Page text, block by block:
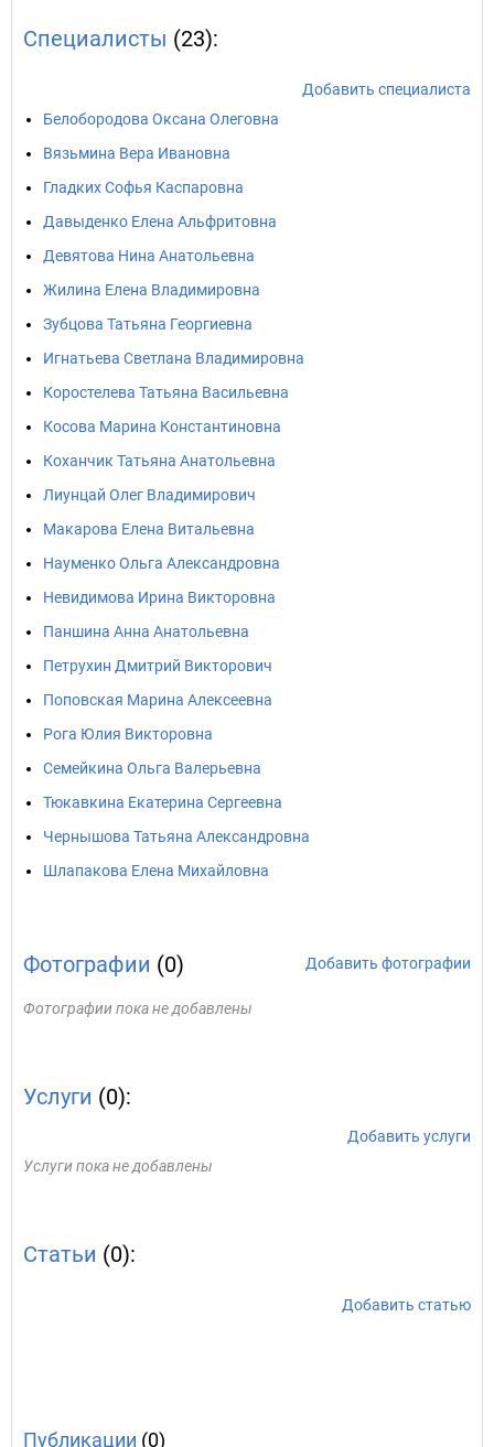
Специалисты (23):
Добавить специалиста
Белобородова Оксана Олеговна
Вязьмина Вера Ивановна
Гладких Софья Каспаровна
Давыденко Елена Альфритовна
Девятова Нина Анатольевна
Жилина Елена Владимировна
Зубцова Татьяна Георгиевна
Игнатьева Светлана Владимировна
Коростелева Татьяна Васильевна
Косова Марина Константиновна
Коханчик Татьяна Анатольевна
Лиунцай Олег Владимирович
Макарова Елена Витальевна
Науменко Ольга Александровна
Невидимова Ирина Викторовна
Паншина Анна Анатольевна
Петрухин Дмитрий Викторович
Поповская Марина Алексеевна
Рога Юлия Викторовна
Семейкина Ольга Валерьевна
Тюкавкина Екатерина Сергеевна
Чернышова Татьяна Александровна
Шлапакова Елена Михайловна
Фотографии (0) Добавить фотографии
Фотографии пока не добавлены
Услуги (0):
Добавить услуги
Услуги пока не добавлены
Статьи (0):
Добавить статью
Публикации (0)